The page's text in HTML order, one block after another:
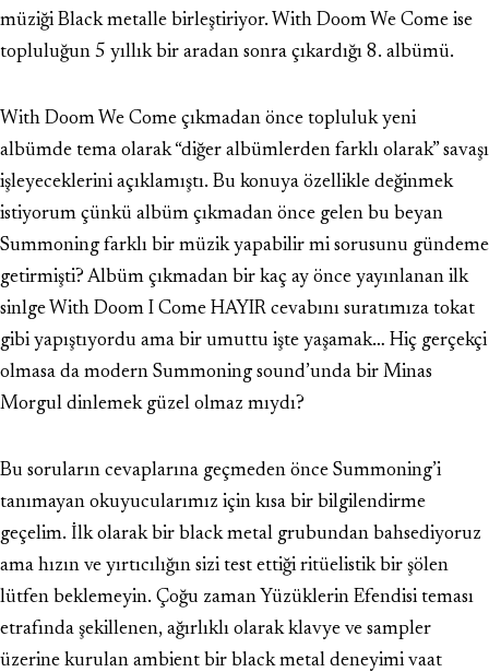
müziği Black metalle birleştiriyor. With Doom We Come ise
topluluğun 5 yıllık bir aradan sonra çıkardığı 8. albümü.
With Doom We Come çıkmadan önce topluluk yeni
albümde tema olarak “diğer albümlerden farklı olarak” savaşı
işleyeceklerini açıklamıştı. Bu konuya özellikle değinmek
istiyorum çünkü albüm çıkmadan önce gelen bu beyan
Summoning farklı bir müzik yapabilir mi sorusunu gündeme
getirmişti? Albüm çıkmadan bir kaç ay önce yayınlanan ilk
sinlge With Doom I Come HAYIR cevabını suratımıza tokat
gibi yapıştıyordu ama bir umuttu işte yaşamak… Hiç gerçekçi
olmasa da modern Summoning sound’unda bir Minas
Morgul dinlemek güzel olmaz mıydı?
Bu soruların cevaplarına geçmeden önce Summoning’i
tanımayan okuyucularımız için kısa bir bilgilendirme
geçelim. İlk olarak bir black metal grubundan bahsediyoruz
ama hızın ve yırtıcılığın sizi test ettiği ritüelistik bir şölen
lütfen beklemeyin. Çoğu zaman Yüzüklerin Efendisi teması
etrafında şekillenen, ağırlıklı olarak klavye ve sampler
üzerine kurulan ambient bir black metal deneyimi vaat